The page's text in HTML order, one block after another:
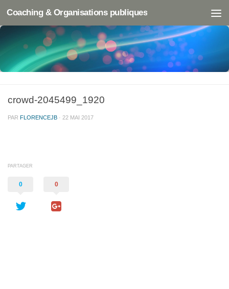
Coaching & Organisations publiques
crowd-2045499_1920
PAR FLORENCEJB · 22 MAI 2017
PARTAGER
0 0